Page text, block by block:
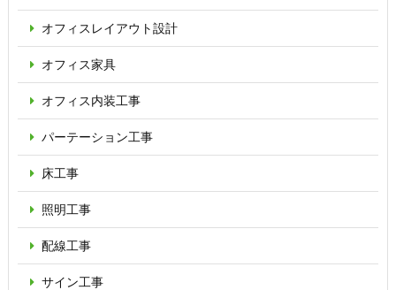
オフィス レイアウト設計
オフィス家具
オフィス内装工事
パーテーション工事
床工事
照明工事
配線工事
サイン工事